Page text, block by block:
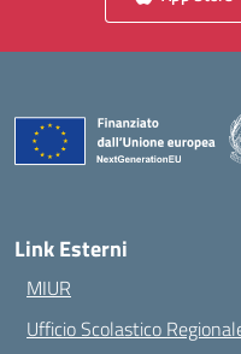
Link Esterni
MIUR
Ufficio Scolastico